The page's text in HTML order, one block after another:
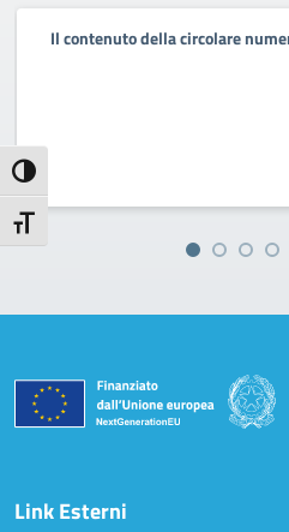
Attiva/disattiva alto contrasto
Attiva/disattiva dimensione testo
Il contenuto della circolare
Link Esterni